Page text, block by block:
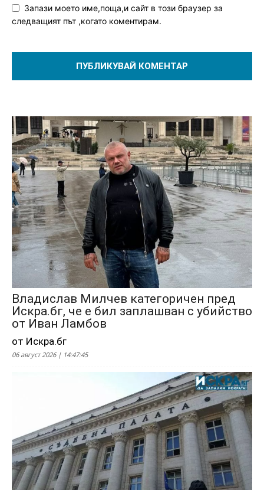
Запази моето име,поща,и сайт в този браузер за
следващият път ,когато коментирам.
Владислав Милчев категоричен пред
Искра.бг, че е бил заплашван с убийство
от Иван Ламбов
от Искра.бг
06 август 2026 | 14:47:45